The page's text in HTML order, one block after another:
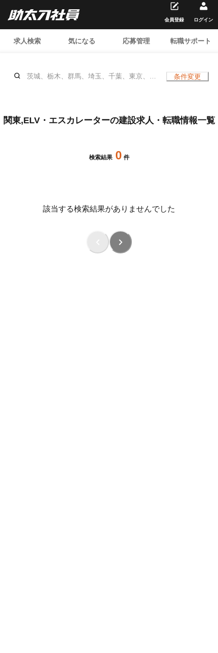
求人検索 気になる 応募管理 転職サポート
会員登録 ログイン
茨城、栃木、群馬、埼玉、千葉、東京、神
条件変更
関東,ELV・エスカレーターの建設求人・転職情報一覧
検索結果 0 件
該当する検索結果がありませんでした